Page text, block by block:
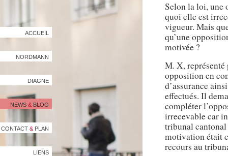
ACCUEIL
NORDMANN
DIAGNE
NEWS & BLOG
CONTACT & PLAN
LIENS
Selon la loi, une
quoi elle est
vigueur. Mais
qu’une
motivée ?
M. X, représenté
opposition en
d’assurance
effectués. Il
compléter
irrecevable car
tribunal cantonal
motivation était
recours au